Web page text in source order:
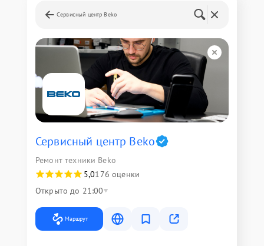
Сервисный центр Beko
Сервисный центр Beko
Ремонт техники Beko
5,0176 оценки
Открыто до 21:00
Маршрут